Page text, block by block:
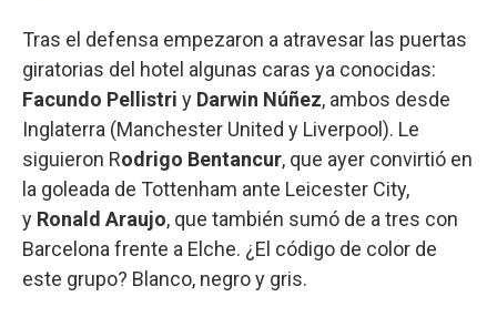
Tras el defensa empezaron a atravesar las puertas
giratorias del hotel algunas caras ya conocidas:
Facundo Pellistri y Darwin Núñez, ambos desde
Inglaterra (Manchester United y Liverpool). Le
siguieron Rodrigo Bentancur, que ayer convirtió en
la goleada de Tottenham ante Leicester City,
y Ronald Araujo, que también sumó de a tres con
Barcelona frente a Elche. ¿El código de color de
este grupo? Blanco, negro y gris.